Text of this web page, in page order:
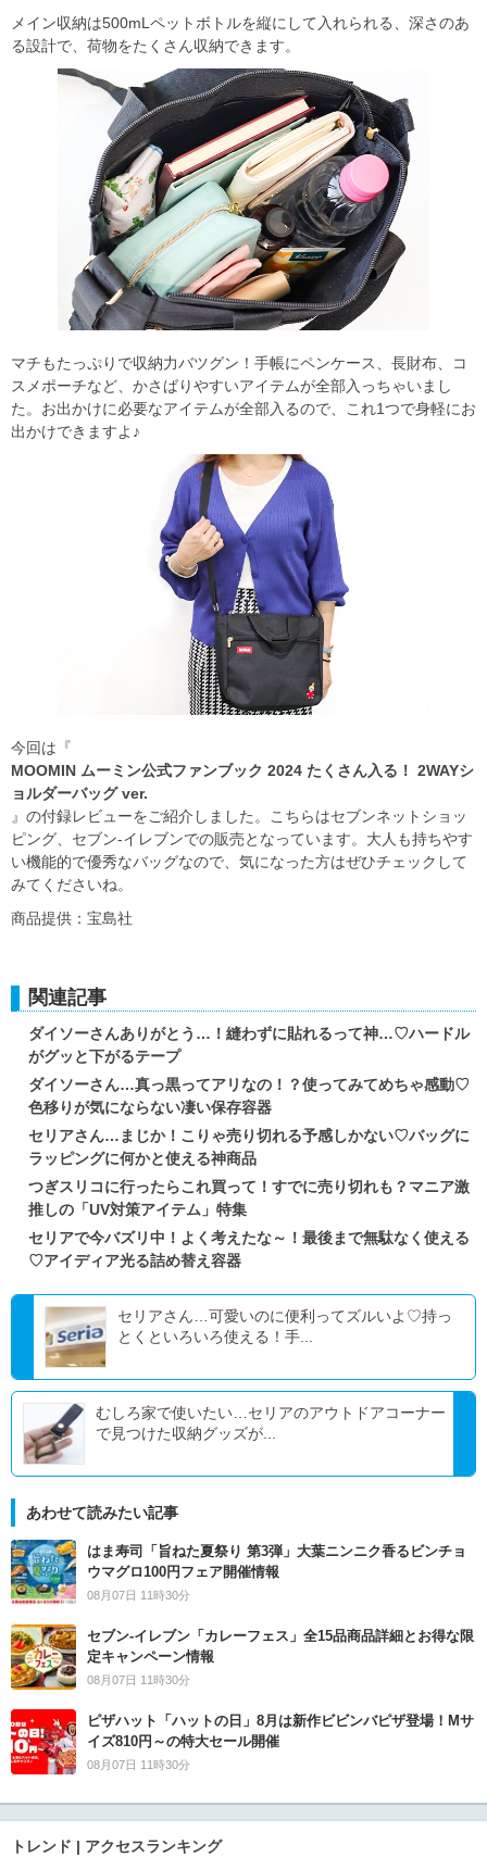
メイン収納は500mLペットボトルを縦にして入れられる、深さのあ
る設計で、荷物をたくさん収納できます。
マチもたっぷりで収納力バツグン！手帳にペンケース、長財布、コ
スメポーチなど、かさばりやすいアイテムが全部入っちゃいまし
た。お出かけに必要なアイテムが全部入るので、これ1つで身軽にお
出かけできますよ♪
今回は『
MOOMIN ムーミン公式ファンブック 2024 たくさん入る！ 2WAYシ
ョルダーバッグ ver.
』の付録レビューをご紹介しました。こちらはセブンネットショッ
ピング、セブン‐イレブンでの販売となっています。大人も持ちやす
い機能的で優秀なバッグなので、気になった方はぜひチェックして
みてくださいね。
商品提供：宝島社
関連記事
ダイソーさんありがとう…！縫わずに貼れるって神…♡ハードル
がグッと下がるテープ
ダイソーさん…真っ黒ってアリなの！？使ってみてめちゃ感動♡
色移りが気にならない凄い保存容器
セリアさん…まじか！こりゃ売り切れる予感しかない♡バッグに
ラッピングに何かと使える神商品
つぎスリコに行ったらこれ買って！すでに売り切れも？マニア激
推しの「UV対策アイテム」特集
セリアで今バズリ中！よく考えたな～！最後まで無駄なく使える
♡アイディア光る詰め替え容器
セリアさん…可愛いのに便利ってズルいよ♡持っ
とくといろいろ使える！手...
むしろ家で使いたい…セリアのアウトドアコーナー
で見つけた収納グッズが...
あわせて読みたい記事
はま寿司「旨ねた夏祭り 第3弾」大葉ニンニク香るビンチョ
ウマグロ100円フェア開催情報
08月07日 11時30分
セブン‐イレブン「カレーフェス」全15品商品詳細とお得な限
定キャンペーン情報
08月07日 11時30分
ピザハット「ハットの日」8月は新作ビビンバピザ登場！Mサ
イズ810円～の特大セール開催
08月07日 11時30分
トレンド | アクセスランキング